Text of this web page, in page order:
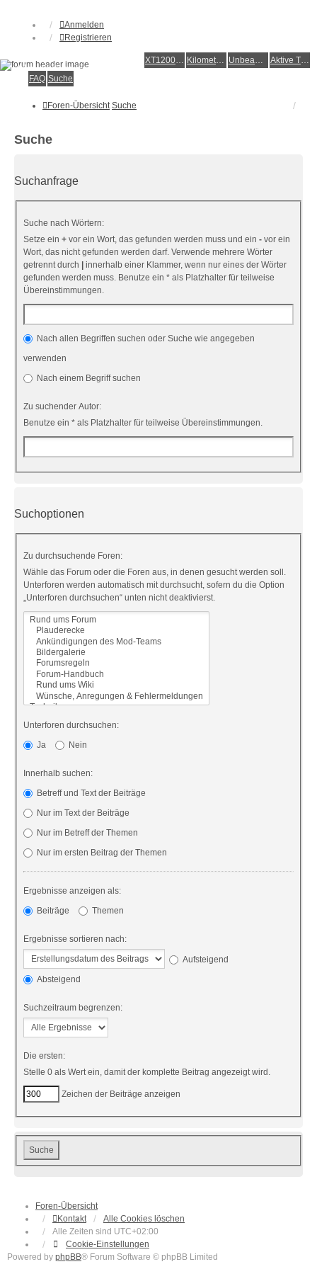
Anmelden
Registrieren
XT1200Z-Wiki Kilometerstatistik Unbeantwortete Themen Aktive Themen
Alles rund um die Yamaha XT1200Z Super Ténéré
FAQ Suche
Foren-Übersicht Suche
Suche
Suchanfrage
Suche nach Wörtern:
Setze ein + vor ein Wort, das gefunden werden muss und ein - vor ein
Wort, das nicht gefunden werden darf. Verwende mehrere Wörter
getrennt durch
innerhalb einer Klammer, wenn nur eines der Wörter
gefunden werden muss. Benutze ein * als Platzhalter für teilweise
Übereinstimmungen.
Nach allen Begriffen suchen oder Suche wie angegeben
verwenden
Nach einem Begriff suchen
Zu suchender Autor:
Benutze ein * als Platzhalter für teilweise Übereinstimmungen.
Suchoptionen
Zu durchsuchende Foren:
Wähle das Forum oder die Foren aus, in denen gesucht werden soll.
Unterforen werden automatisch mit durchsucht, sofern du die Option
„Unterforen durchsuchen“ unten nicht deaktivierst.
Unterforen durchsuchen:
Ja
Nein
Innerhalb suchen:
Betreff und Text der Beiträge
Nur im Text der Beiträge
Nur im Betreff der Themen
Nur im ersten Beitrag der Themen
Ergebnisse anzeigen als:
Beiträge
Themen
Ergebnisse sortieren nach:
Aufsteigend
Absteigend
Suchzeitraum begrenzen:
Die ersten:
Stelle 0 als Wert ein, damit der komplette Beitrag angezeigt wird.
Zeichen der Beiträge anzeigen
Foren-Übersicht
Kontakt
Alle Cookies löschen
Alle Zeiten sind UTC+02:00
Cookie-Einstellungen
Powered by phpBB® Forum Software © phpBB Limited